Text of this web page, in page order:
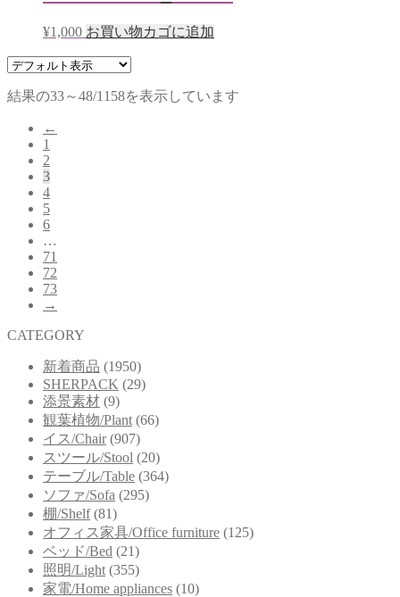
¥1,000 お買い物カゴに追加
結果の33～48/1158を表示しています
←
1
2
3
4
5
6
…
71
72
73
→
CATEGORY
新着商品 (1950)
SHERPACK (29)
添景素材 (9)
観葉植物/Plant (66)
イス/Chair (907)
スツール/Stool (20)
テーブル/Table (364)
ソファ/Sofa (295)
棚/Shelf (81)
オフィス家具/Office furniture (125)
ベッド/Bed (21)
照明/Light (355)
家電/Home appliances (10)